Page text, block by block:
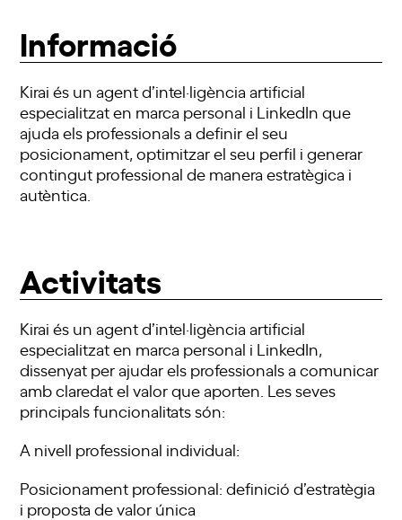
Informació
Kirai és un agent d’intel·ligència artificial
especialitzat en marca personal i LinkedIn que
ajuda els professionals a definir el seu
posicionament, optimitzar el seu perfil i generar
contingut professional de manera estratègica i
autèntica.
Activitats
Kirai és un agent d’intel·ligència artificial
especialitzat en marca personal i LinkedIn,
dissenyat per ajudar els professionals a comunicar
amb claredat el valor que aporten. Les seves
principals funcionalitats són:
A nivell professional individual:
Posicionament professional: definició d’estratègia
i proposta de valor única